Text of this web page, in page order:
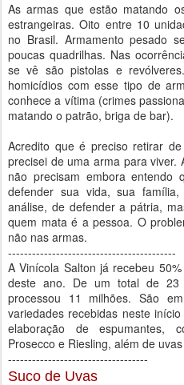
As armas que estão matando
estrangeiras. Oito entre 10
no Brasil. Armamento pesado
poucas quadrilhas. Nas
se vê são pistolas e
homicídios com esse tipo de
conhece a vítima (crimes
matando o patrão, briga de bar).
Acredito que é preciso retirar
precisei de uma arma para viver.
não precisam embora
defender sua vida, sua
análise, de defender a pátria,
quem mata é a pessoa. O
não nas armas.
------------------------------------------
A Vinícola Salton já recebeu
deste ano. De um total de
processou 11 milhões. São
variedades recebidas neste
elaboração de espumantes,
Prosecco e Riesling, além de
-----------------------------------
Suco de Uvas